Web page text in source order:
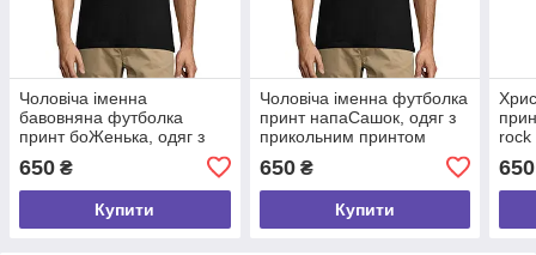
Чоловіча іменна
бавовняна футболка
принт боЖенька, одяг з
розмір S
650 ₴
Купити
Чоловіча іменна футболка
принт напаСашок, одяг з
прикольним принтом
650₴
Купити
rock
650